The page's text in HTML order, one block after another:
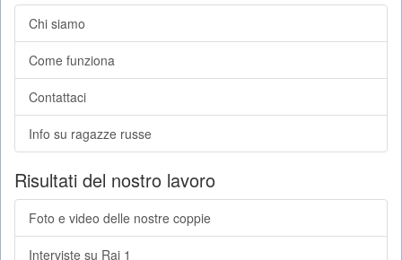
Chi siamo
Come funziona
Contattaci
Info su ragazze russe
Risultati del nostro lavoro
Foto e video delle nostre coppie
Interviste su Rai 1